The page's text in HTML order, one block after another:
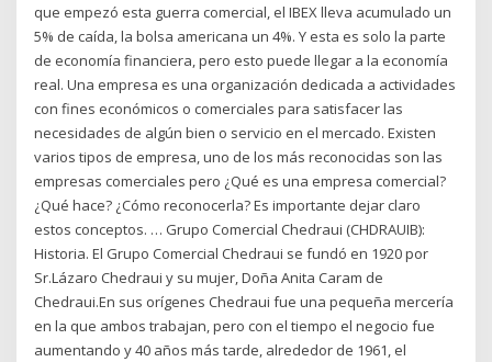
que empezó esta guerra comercial, el IBEX lleva acumulado un
5% de caída, la bolsa americana un 4%. Y esta es solo la parte
de economía financiera, pero esto puede llegar a la economía
real. Una empresa es una organización dedicada a actividades
con fines económicos o comerciales para satisfacer las
necesidades de algún bien o servicio en el mercado. Existen
varios tipos de empresa, uno de los más reconocidas son las
empresas comerciales pero ¿Qué es una empresa comercial?
¿Qué hace? ¿Cómo reconocerla? Es importante dejar claro
estos conceptos. … Grupo Comercial Chedraui (CHDRAUIB):
Historia. El Grupo Comercial Chedraui se fundó en 1920 por
Sr.Lázaro Chedraui y su mujer, Doña Anita Caram de
Chedraui.En sus orígenes Chedraui fue una pequeña mercería
en la que ambos trabajan, pero con el tiempo el negocio fue
aumentando y 40 años más tarde, alrededor de 1961, el